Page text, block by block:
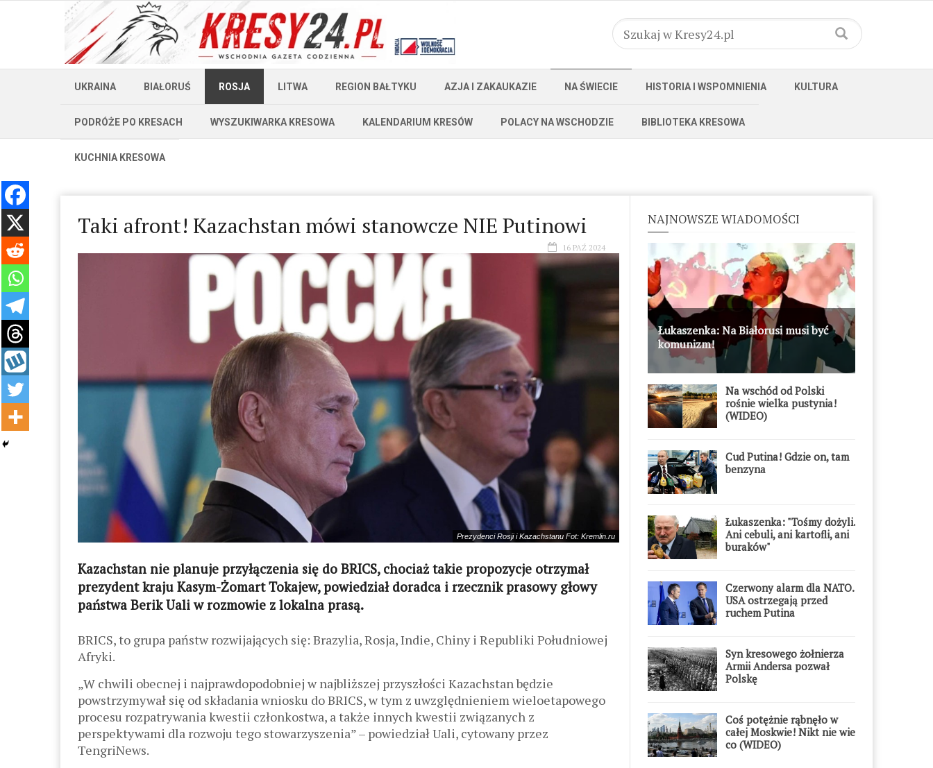
UKRAINA BIAŁORUŚ ROSJA LITWA REGION BAŁTYKU AZJA I ZAKAUKAZIE NA ŚWIECIE HISTORIA I WSPOMNIENIA KULTURA
PODRÓŻE PO KRESACH WYSZUKIWARKA KRESOWA KALENDARIUM KRESÓW POLACY NA WSCHODZIE BIBLIOTEKA KRESOWA
KUCHNIA KRESOWA
Taki afront! Kazachstan mówi stanowcze NIE Putinowi
16 PAŹ 2024
Prezydenci Rosji i Kazachstanu Fot: Kremlin.ru
Kazachstan nie planuje przyłączenia się do BRICS, chociaż takie propozycje otrzymał
prezydent kraju Kasym-Żomart Tokajew, powiedział doradca i rzecznik prasowy głowy
państwa Berik Uali w rozmowie z lokalna prasą.
BRICS, to grupa państw rozwijających się: Brazylia, Rosja, Indie, Chiny i Republiki Południowej
Afryki.
„W chwili obecnej i najprawdopodobniej w najbliższej przyszłości Kazachstan będzie
powstrzymywał się od składania wniosku do BRICS, w tym z uwzględnieniem wieloetapowego
procesu rozpatrywania kwestii członkostwa, a także innych kwestii związanych z
perspektywami dla rozwoju tego stowarzyszenia” – powiedział Uali, cytowany przez
TengriNews.
NAJNOWSZE WIADOMOŚCI
Łukaszenka: Na Białorusi musi być
komunizm!
Na wschód od Polski
rośnie wielka pustynia!
(WIDEO)
Cud Putina! Gdzie on, tam
benzyna
Łukaszenka: "Tośmy dożyli.
Ani cebuli, ani kartofli, ani
buraków"
Czerwony alarm dla NATO.
USA ostrzegają przed
ruchem Putina
Syn kresowego żołnierza
Armii Andersa pozwał
Polskę
Coś potężnie rąbnęło w
całej Moskwie! Nikt nie wie
co (WIDEO)